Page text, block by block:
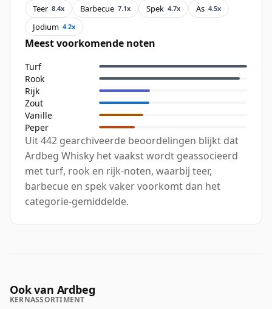
Teer 8.4x Barbecue 7.1x Spek 4.7x As 4.5x
Jodium 4.2x
Meest voorkomende noten
Turf
Rook
Rijk
Zout
Vanille
Peper
Uit 442 gearchiveerde beoordelingen blijkt dat
Ardbeg Whisky het vaakst wordt geassocieerd
met turf, rook en rijk-noten, waarbij teer,
barbecue en spek vaker voorkomt dan het
categorie-gemiddelde.
Ook van Ardbeg
KERNASSORTIMENT